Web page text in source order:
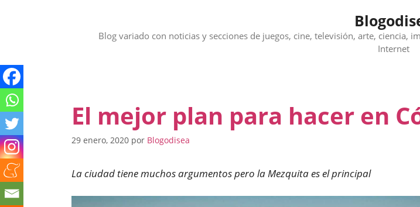
Blog variado con noticias y secciones de juegos, cine, televisión, arte, ciencia,
Internet
El mejor plan para hacer en
29 enero, 2020 por Blogodisea
La ciudad tiene muchos argumentos pero la Mezquita es el principal